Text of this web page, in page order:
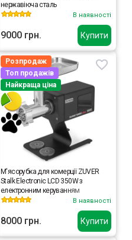
Купити
нержавіюча сталь
В наявності
9000 грн.
Купити
Розпродаж
Топ продажів
Найкраща ціна
М'ясорубка для комерції ZUVER
Stalk Electronic LCD 350W з
електронним керуванням
В наявності
8000 грн.